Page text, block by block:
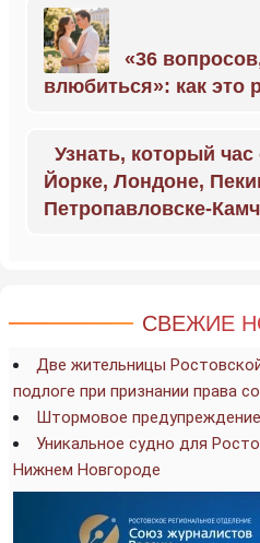
«36
влюбиться»: как это
Узнать, который
Йорке, Лондоне,
Петропавловске-
СВЕЖИЕ
Две жительницы
подлоге при признании права
Штормовое
Уникальное судно для
Нижнем Новгороде